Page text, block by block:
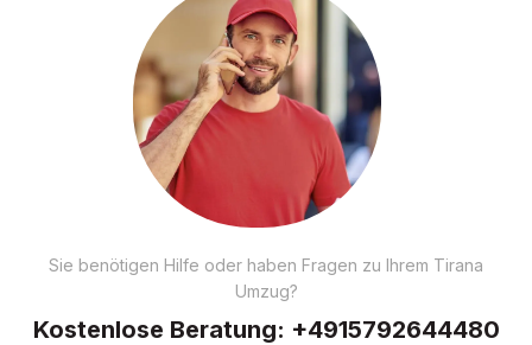
Sie benötigen Hilfe oder haben Fragen zu Ihrem Tirana
Umzug?
Kostenlose Beratung: +4915792644480